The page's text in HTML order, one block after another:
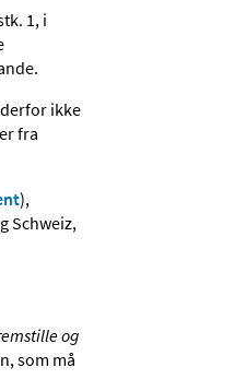
1, i
ikke
fra
),
Schweiz,
og
som må